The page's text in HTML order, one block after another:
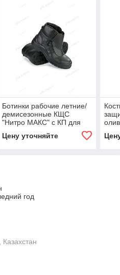
Ботинки рабочие летние/
демисезонные КЩС
"Нитро МАКС" с КП для
Цену уточняйте
год